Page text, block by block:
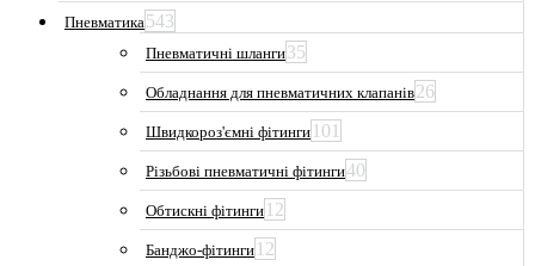
Пневматика 543
Пневматичні шланги35
Обладнання для пневматичних клапанів26
Швидкороз'ємні фітинги 101
Різьбові пневматичні фітинги40
Обтискні фітинги 12
Банджо-фітинги 12